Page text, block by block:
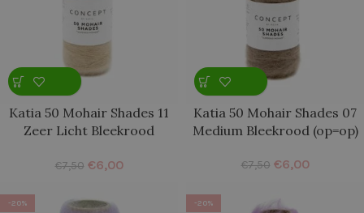
Katia 50 Mohair Shades 11
Zeer Licht Bleekrood
€7,50 €6,00
Katia 50 Mohair Shades 07
Medium Bleekrood (op=op)
€7,50 €6,00
-20% -20%